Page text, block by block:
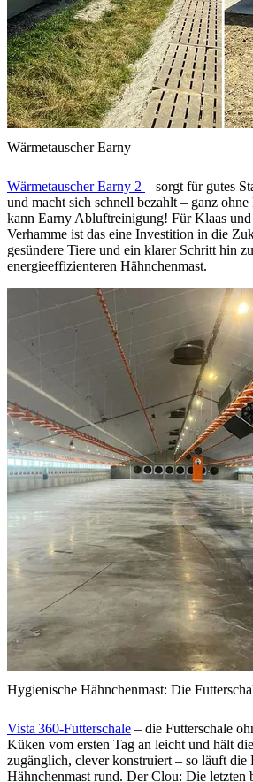
Wärmetauscher Earny
Wärmetauscher Earny 2 – sorgt für gutes
und macht sich schnell bezahlt – ganz
kann Earny Abluftreinigung! Für Klaas
Verhamme ist das eine Investition in die
gesündere Tiere und ein klarer Schritt hin
energieeffizienteren Hähnchenmast.
Hygienische Hähnchenmast: Die
Vista 360-Futterschale – die Futterschale
Küken vom ersten Tag an leicht und hält
zugänglich, clever konstruiert – so läuft die
Hähnchenmast rund. Der Clou: Die letzten